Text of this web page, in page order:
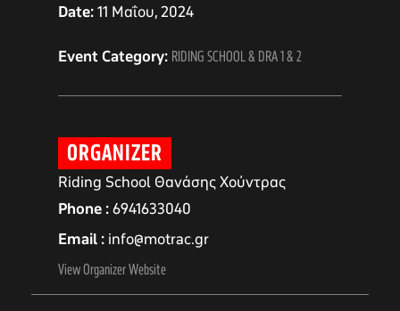
Date:11 Μαΐου, 2024
Event Category: RIDING SCHOOL & DRA 1 & 2
ORGANIZER
Riding School Θανάσης Χούντρας
Phone 6941633040
Email info@motrac.gr
View Organizer Website